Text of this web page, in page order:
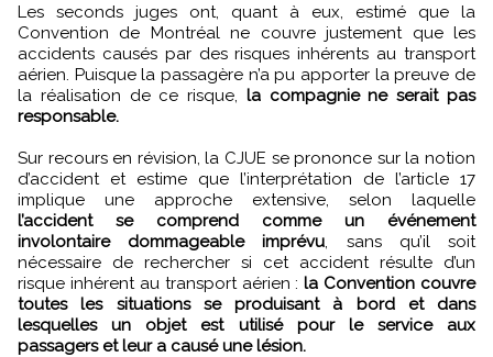
Les seconds juges ont, quant à eux, estimé que la
Convention de Montréal ne couvre justement que les
accidents causés par des risques inhérents au transport
aérien. Puisque la passagère n’a pu apporter la preuve de
la réalisation de ce risque, la compagnie ne serait pas
responsable.
Sur recours en révision, la CJUE se prononce sur la notion
d’accident et estime que l’interprétation de l’article 17
implique une approche extensive, selon laquelle
l’accident se comprend comme un événement
involontaire dommageable imprévu, sans qu’il soit
nécessaire de rechercher si cet accident résulte d’un
risque inhérent au transport aérien :la Convention couvre
toutes les situations se produisant à bord et dans
lesquelles un objet est utilisé pour le service aux
passagers et leur a causé une lésion.